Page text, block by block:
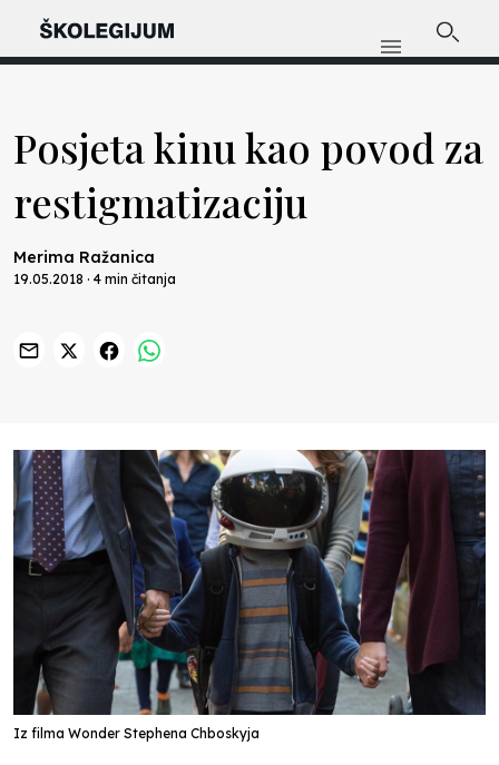
Posjeta kinu kao povod za
restigmatizaciju
Merima Ražanica
19.05.2018 · 4 min čitanja
Iz filma Wonder Stephena Chboskyja